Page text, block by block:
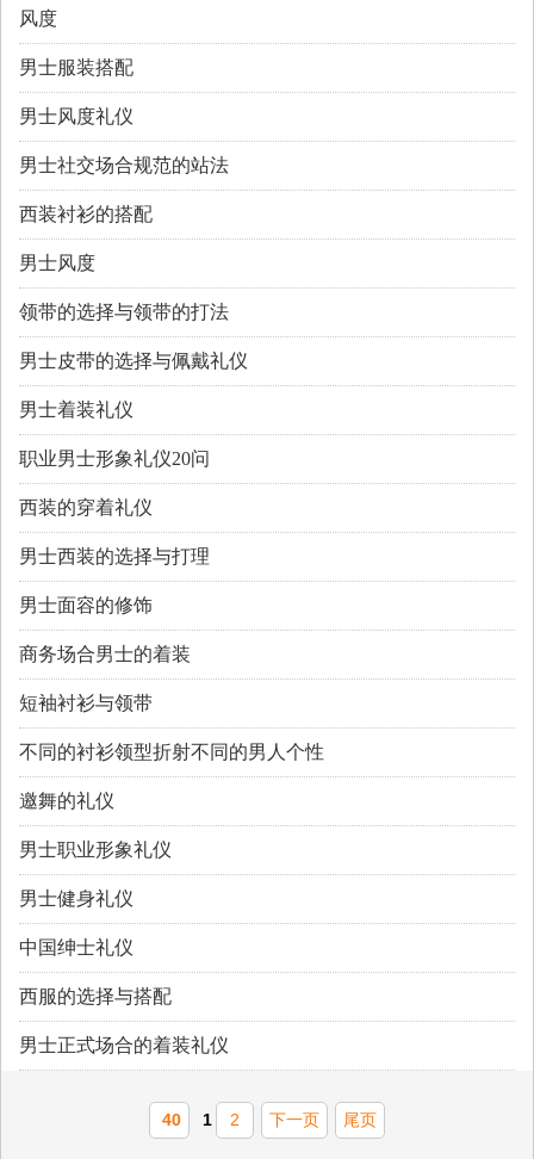
风度
男士服装搭配
男士风度礼仪
男士社交场合规范的站法
西装衬衫的搭配
男士风度
领带的选择与领带的打法
男士皮带的选择与佩戴礼仪
男士着装礼仪
职业男士形象礼仪20问
西装的穿着礼仪
男士西装的选择与打理
男士面容的修饰
商务场合男士的着装
短袖衬衫与领带
不同的衬衫领型折射不同的男人个性
邀舞的礼仪
男士职业形象礼仪
男士健身礼仪
中国绅士礼仪
西服的选择与搭配
男士正式场合的着装礼仪
40 1 2 下一页 尾页